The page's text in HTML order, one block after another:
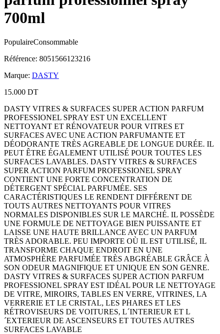
700ml
PopulaireConsommable
Référence: 8051566123216
Marque: DASTY
15.000 DT
DASTY VITRES & SURFACES SUPER ACTION PARFUM
PROFESSIONEL SPRAY EST UN EXCELLENT
NETTOYANT ET RÉNOVATEUR POUR VITRES ET
SURFACES AVEC UNE ACTION PARFUMANTE ET
DÉODORANTE TRÈS AGREABLE DE LONGUE DURÉE. IL
PEUT ÊTRE ÉGALEMENT UTILISÉ POUR TOUTES LES
SURFACES LAVABLES. DASTY VITRES & SURFACES
SUPER ACTION PARFUM PROFESSIONEL SPRAY
CONTIENT UNE FORTE CONCENTRATION DE
DÉTERGENT SPÉCIAL PARFUMÉE. SES
CARACTÉRISTIQUES LE RENDENT DIFFÉRENT DE
TOUTS AUTRES NETTOYANTS POUR VITRES
NORMALES DISPONIBLES SUR LE MARCHÉ. IL POSSÈDE
UNE FORMULE DE NETTOYAGE BIEN PUISSANTE ET
LAISSE UNE HAUTE BRILLANCE AVEC UN PARFUM
TRÈS ADORABLE. PEU IMPORTE OÙ IL EST UTILISÉ, IL
TRANSFORME CHAQUE ENDROIT EN UNE
ATMOSPHÈRE PARFUMÉE TRÈS ABGRÉABLE GRÂCE À
SON ODEUR MAGNIFIQUE ET UNIQUE EN SON GENRE.
DASTY VITRES & SURFACES SUPER ACTION PARFUM
PROFESSIONEL SPRAY EST IDÉAL POUR LE NETTOYAGE
DE VITRE, MIROIRS, TABLES EN VERRE, VITRINES, LA
VERRERIE ET LE CRISTAL, LES PHARES ET LES
RÉTROVISEURS DE VOITURES, L´INTERIEUR ET L
´EXTERIEUR DE ASCENSEURS ET TOUTES AUTRES
SURFACES LAVABLE